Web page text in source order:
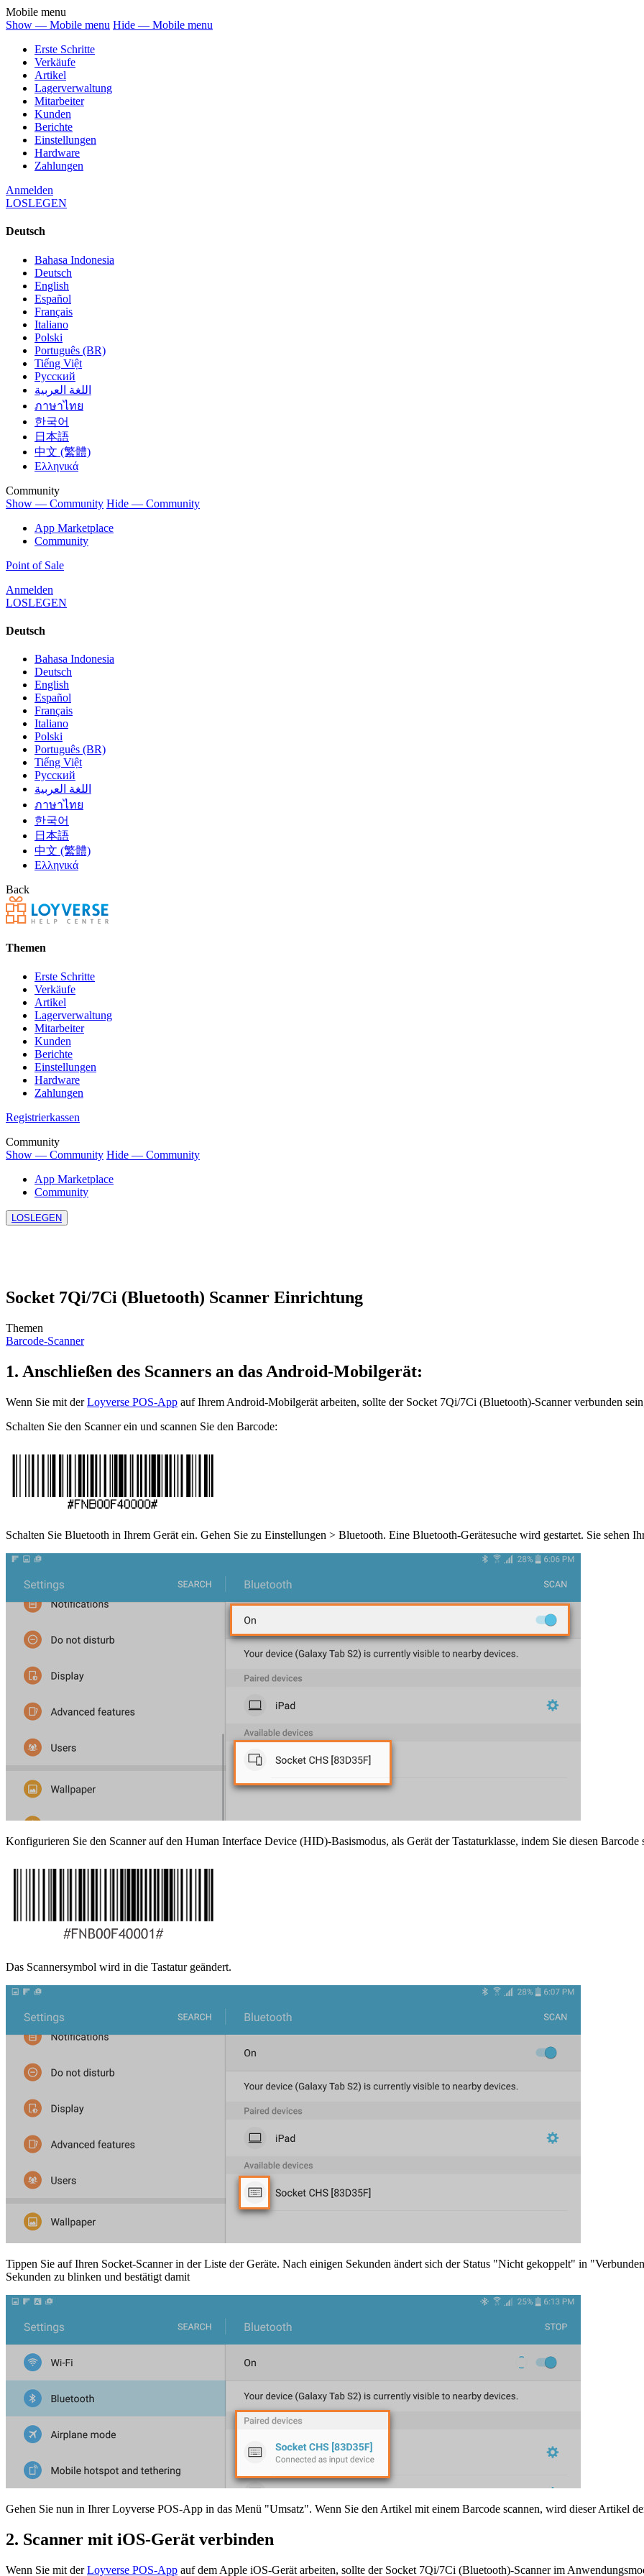
Mobile menu
Show — Mobile menu Hide — Mobile menu
Erste Schritte
Verkäufe
Artikel
Lagerverwaltung
Mitarbeiter
Kunden
Berichte
Einstellungen
Hardware
Zahlungen
Anmelden
LOSLEGEN
Deutsch
Bahasa Indonesia
Deutsch
English
Español
Français
Italiano
Polski
Português (BR)
Tiếng Việt
Русский
اللغة العربية
ภาษาไทย
한국어
日本語
中文 (繁體)
Ελληνικά
Community
Show — Community Hide — Community
App Marketplace
Community
Point of Sale
Anmelden
LOSLEGEN
Deutsch
Bahasa Indonesia
Deutsch
English
Español
Français
Italiano
Polski
Português (BR)
Tiếng Việt
Русский
اللغة العربية
ภาษาไทย
한국어
日本語
中文 (繁體)
Ελληνικά
Back
Themen
Erste Schritte
Verkäufe
Artikel
Lagerverwaltung
Mitarbeiter
Kunden
Berichte
Einstellungen
Hardware
Zahlungen
Registrierkassen
Community
Show — Community Hide — Community
App Marketplace
Community
LOSLEGEN
Socket 7Qi/7Ci (Bluetooth) Scanner Einrichtung
Themen
Barcode-Scanner
1. Anschließen des Scanners an das Android-Mobilgerät:
Wenn Sie mit derLoyverse POS-App auf Ihrem Android-Mobilgerät arbeiten, sollte der Socket 7Qi/7Ci (Bluetooth)-Scanner verbunden
Schalten Sie den Scanner ein und scannen Sie den Barcode:
Schalten Sie Bluetooth in Ihrem Gerät ein. Gehen Sie zu Einstellungen > Bluetooth. Eine Bluetooth-Gerätesuche wird gestartet. Sie sehen
Konfigurieren Sie den Scanner auf den Human Interface Device (HID)-Basismodus, als Gerät der Tastaturklasse, indem Sie diesen Barcode
Das Scannersymbol wird in die Tastatur geändert.
Tippen Sie auf Ihren Socket-Scanner in der Liste der Geräte. Nach einigen Sekunden ändert sich der Status "Nicht gekoppelt" in
Sekunden zu blinken und bestätigt damit
Gehen Sie nun in Ihrer Loyverse POS-App in das Menü "Umsatz". Wenn Sie den Artikel mit einem Barcode scannen, wird dieser Artikel
2. Scanner mit iOS-Gerät verbinden
Wenn Sie mit derLoyverse POS-App auf dem Apple iOS-Gerät arbeiten, sollte der Socket 7Qi/7Ci (Bluetooth)-Scanner im